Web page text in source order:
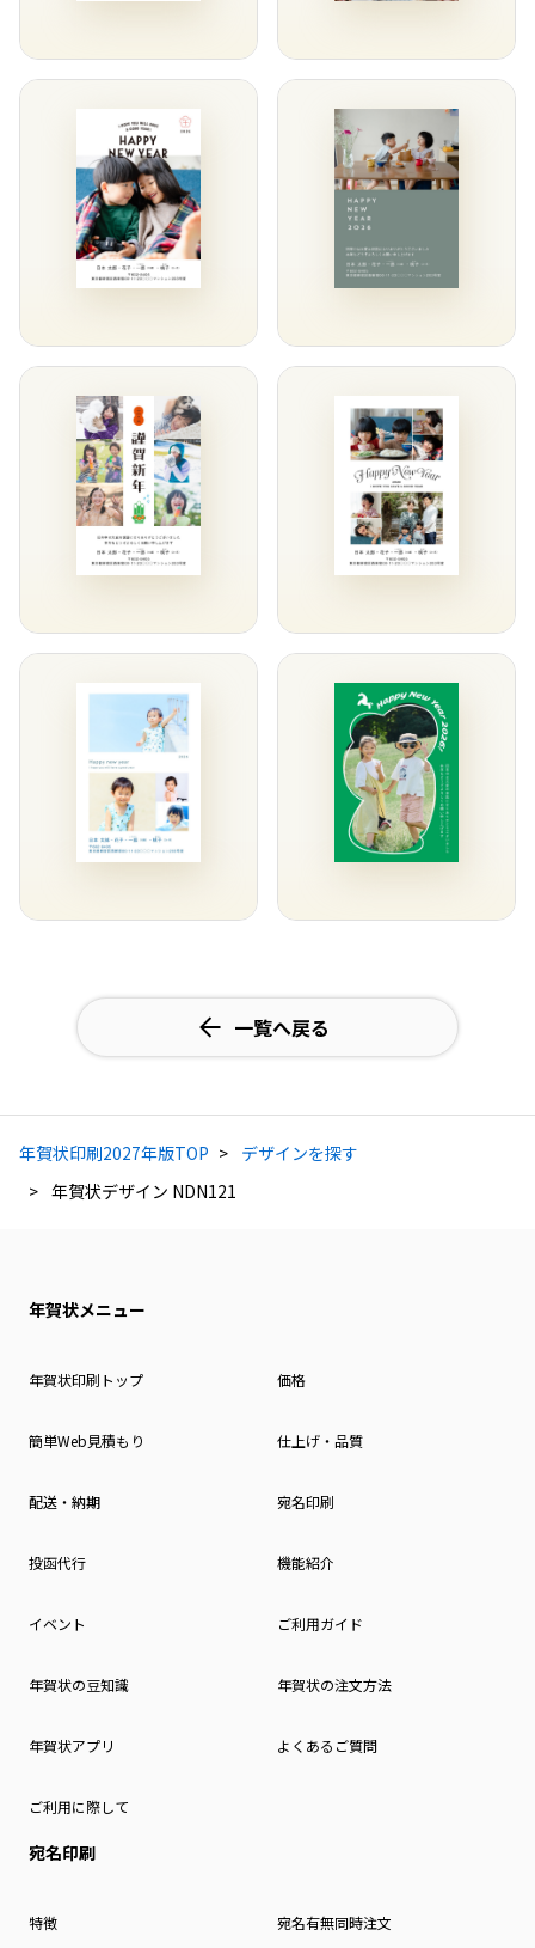
一覧へ戻る
年賀状印刷2027年版TOP
デザインを探す
年賀状デザイン NDN121
年賀状メニュー
年賀状印刷トップ 価格
簡単Web見積もり 仕上げ・品質
配送・納期 宛名印刷
投函代行 機能紹介
イベント ご利用ガイド
年賀状の豆知識 年賀状の注文方法
年賀状アプリ よくあるご質問
ご利用に際して
宛名印刷
特徴 宛名有無同時注文